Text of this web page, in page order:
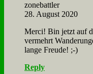
zone­batt­ler
28. August 2020
Mer­ci! Bin jetzt auf
ver­mehrt
lan­ge Freu­de! ;-)
Reply